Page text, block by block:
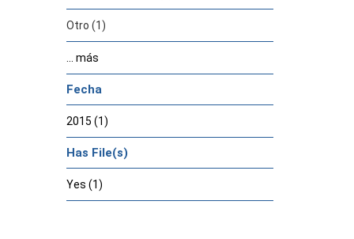
Otro (1)
... más
Fecha
2015 (1)
Has File(s)
Yes (1)